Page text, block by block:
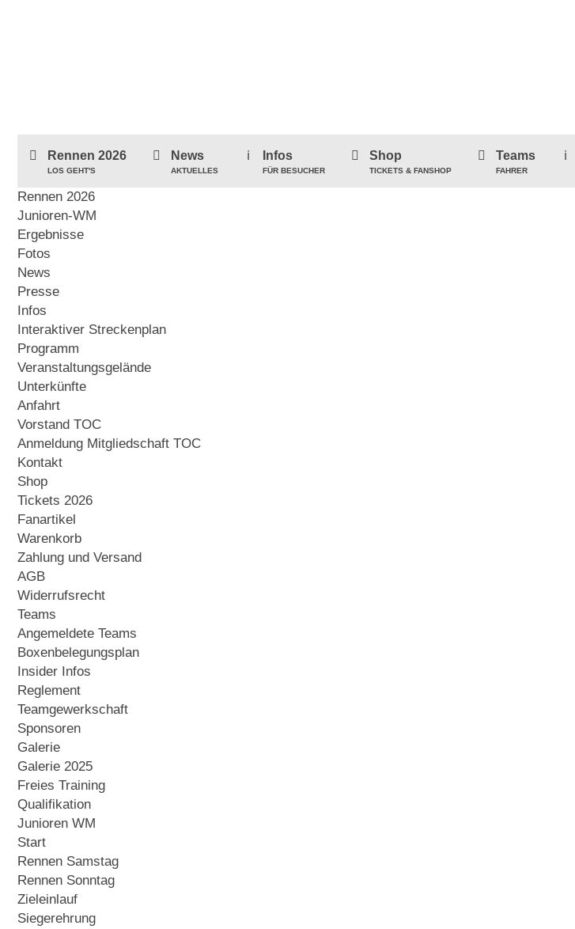
Rennen 2026
LOS GEHT'S
News
AKTUELLES
Infos
FÜR BESUCHER
Shop
TICKETS & FANSHOP
Teams
FAHRER
Rennen 2026
Junioren-WM
Ergebnisse
Fotos
News
Presse
Infos
Interaktiver Streckenplan
Programm
Veranstaltungsgelände
Unterkünfte
Anfahrt
Vorstand TOC
Anmeldung Mitgliedschaft TOC
Kontakt
Shop
Tickets 2026
Fanartikel
Warenkorb
Zahlung und Versand
AGB
Widerrufsrecht
Teams
Angemeldete Teams
Boxenbelegungsplan
Insider Infos
Reglement
Teamgewerkschaft
Sponsoren
Galerie
Galerie 2025
Freies Training
Qualifikation
Junioren WM
Start
Rennen Samstag
Rennen Sonntag
Zieleinlauf
Siegerehrung